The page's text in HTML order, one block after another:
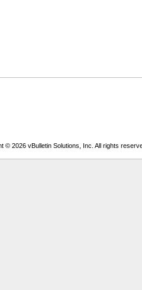
© 2026 vBulletin Solutions, Inc. All rights